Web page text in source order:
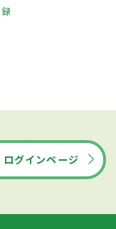
グインページ